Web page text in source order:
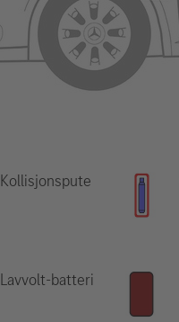
Kollisjonspute
Lavvolt-batteri